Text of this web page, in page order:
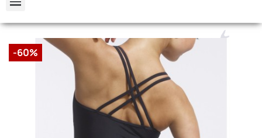
-60%